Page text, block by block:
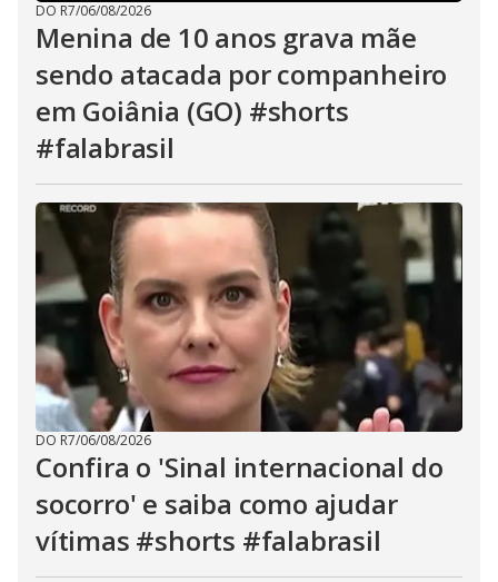
DO R7/06/08/2026
Menina de 10 anos grava mãe
sendo atacada por companheiro
em Goiânia (GO) #shorts
#falabrasil
DO R7/06/08/2026
Confira o 'Sinal internacional do
socorro' e saiba como ajudar
vítimas #shorts #falabrasil